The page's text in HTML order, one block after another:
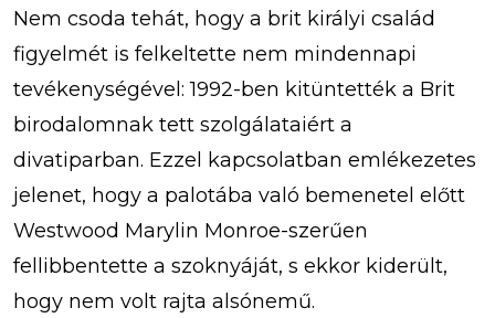
Nem csoda tehát, hogy a brit királyi család
figyelmét is felkeltette nem mindennapi
tevékenységével: 1992-ben kitüntették a Brit
birodalomnak tett szolgálataiért a
divatiparban. Ezzel kapcsolatban emlékezetes
jelenet, hogy a palotába való bemenetel előtt
Westwood Marylin Monroe-szerűen
fellibbentette a szoknyáját, s ekkor kiderült,
hogy nem volt rajta alsónemű.